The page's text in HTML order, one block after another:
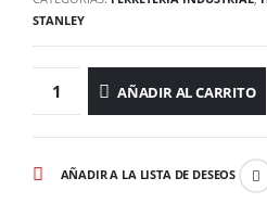
STANLEY
AÑADIR AL CARRITO
AÑADIR A LA LISTA DE DESEOS